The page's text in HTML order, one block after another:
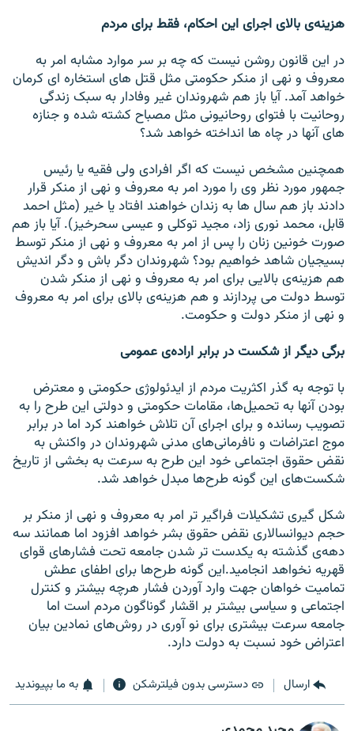
هزينه‌ی بالای اجرای اين احکام، فقط برای مردم
در اين قانون روشن نيست که چه بر سر موارد مشابه امر به
معروف و نهی از منکر حکومتی مثل قتل های استخاره ای کرمان
خواهد آمد. آيا باز هم شهروندان غير وفادار به سبک زندگی
روحانيت با فتوای روحانيونی مثل مصباح کشته شده و جنازه
های آنها در چاه ها انداخته خواهد شد؟
همچنين مشخص نيست که اگر افرادی ولی فقيه يا رئيس
جمهور مورد نظر وی را مورد امر به معروف و نهی از منکر قرار
دادند باز هم سال ها به زندان خواهند افتاد يا خير (مثل احمد
قابل، محمد نوری زاد، مجيد توکلی و عيسی سحرخيز). آيا باز هم
صورت خونين زنان را پس از امر به معروف و نهی از منکر توسط
بسيجيان شاهد خواهيم بود؟ شهروندان دگر باش و دگر انديش
هم هزينه‌ی بالايی برای امر به معروف و نهی از منکر شدن
توسط دولت می پردازند و هم هزينه‌ی بالای برای امر به معروف
و نهی از منکر دولت و حکومت.
برگی ديگر از شکست در برابر اراده‌ی عمومی
با توجه به گذر اکثريت مردم از ايدئولوژی حکومتی و معترض
بودن آنها به تحميل‌ها، مقامات حکومتی و دولتی اين طرح را به
تصويب رسانده و برای اجرای آن تلاش خواهند کرد اما در برابر
موج اعتراضات و نافرمانی‌های مدنی شهروندان در واکنش به
نقض حقوق اجتماعی خود اين طرح به سرعت به بخشی از تاريخ
شکست‌های اين گونه طرح‌ها مبدل خواهد شد.
شکل گيری تشکيلات فراگير تر امر به معروف و نهی از منکر بر
حجم ديوانسالاری نقض حقوق بشر خواهد افزود اما همانند سه
دهه‌ی گذشته به يکدست تر شدن جامعه تحت فشارهای قوای
قهريه نخواهد انجاميد.اين گونه طرح‌ها برای اطفای عطش
تماميت خواهان جهت وارد آوردن فشار هرچه بيشتر و کنترل
اجتماعی و سياسی بيشتر بر اقشار گوناگون مردم است اما
جامعه سرعت بيشتری برای نو آوری در روش‌های نمادين بيان
اعتراض خود نسبت به دولت دارد.
ارسال دسترسی بدون فیلترشکن به ما بپیوندید